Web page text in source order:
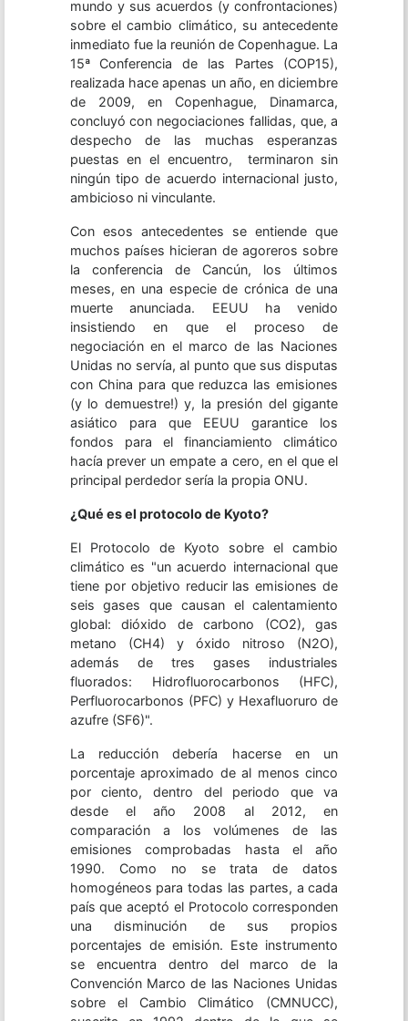
mundo y sus acuerdos (y confrontaciones)
sobre el cambio climático, su antecedente
inmediato fue la reunión de Copenhague. La
15ª Conferencia de las Partes (COP15),
realizada hace apenas un año, en diciembre
de 2009, en Copenhague, Dinamarca,
concluyó con negociaciones fallidas, que, a
despecho de las muchas esperanzas
puestas en el encuentro, terminaron sin
ningún tipo de acuerdo internacional justo,
ambicioso ni vinculante.
Con esos antecedentes se entiende que
muchos países hicieran de agoreros sobre
la conferencia de Cancún, los últimos
meses, en una especie de crónica de una
muerte anunciada. EEUU ha venido
insistiendo en que el proceso de
negociación en el marco de las Naciones
Unidas no servía, al punto que sus disputas
con China para que reduzca las emisiones
(y lo demuestre!) y, la presión del gigante
asiático para que EEUU garantice los
fondos para el financiamiento climático
hacía prever un empate a cero, en el que el
principal perdedor sería la propia ONU.
¿Qué es el protocolo de Kyoto?
El Protocolo de Kyoto sobre el cambio
climático es "un acuerdo internacional que
tiene por objetivo reducir las emisiones de
seis gases que causan el calentamiento
global: dióxido de carbono (CO2), gas
metano (CH4) y óxido nitroso (N2O),
además de tres gases industriales
fluorados: Hidrofluorocarbonos (HFC),
Perfluorocarbonos (PFC) y Hexafluoruro de
azufre (SF6)".
La reducción debería hacerse en un
porcentaje aproximado de al menos cinco
por ciento, dentro del periodo que va
desde el año 2008 al 2012, en
comparación a los volúmenes de las
emisiones comprobadas hasta el año
1990. Como no se trata de datos
homogéneos para todas las partes, a cada
país que aceptó el Protocolo corresponden
una disminución de sus propios
porcentajes de emisión. Este instrumento
se encuentra dentro del marco de la
Convención Marco de las Naciones Unidas
sobre el Cambio Climático (CMNUCC),